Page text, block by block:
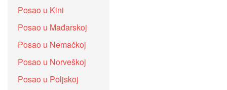
Posao u Kini
Posao u Mađarskoj
Posao u Nemačkoj
Posao u Norveškoj
Posao u Poljskoj